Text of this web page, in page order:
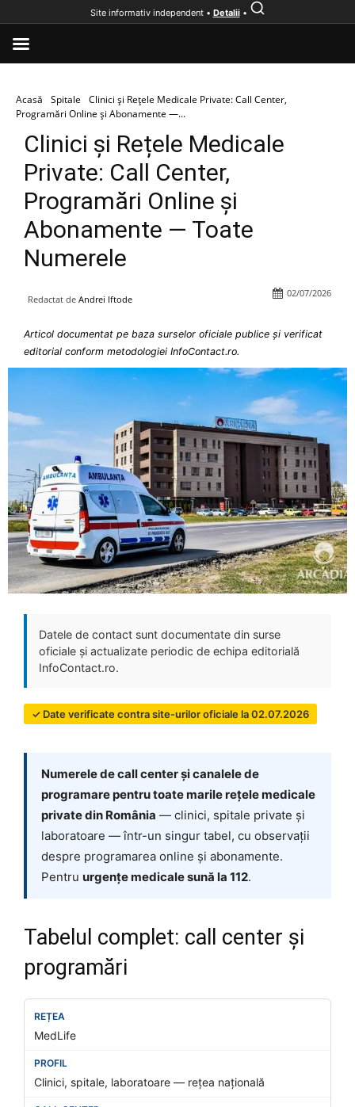
Acasă Spitale
Clinici și Rețele Medicale Private: Call Center,
Programări Online și Abonamente —...
Clinici și Rețele Medicale
Private: Call Center,
Programări Online și
Abonamente — Toate
Numerele
Redactat de Andrei Iftode
02/07/2026
Articol documentat pe baza surselor oficiale publice și verificat
editorial conform metodologiei InfoContact.ro.
Datele de contact sunt documentate din surse
oficiale și actualizate periodic de echipa editorială
InfoContact.ro.
✓ Date verificate contra site-urilor oficiale la 02.07.2026
Numerele de call center și canalele de
programare pentru toate marile rețele medicale
private din România — clinici, spitale private și
laboratoare — într-un singur tabel, cu observații
despre programarea online și abonamente.
Pentru urgențe medicale sună la 112.
Tabelul complet: call center și
programări
MedLife
Clinici, spitale, laboratoare — rețea națională
Site informativ independent • Detalii•